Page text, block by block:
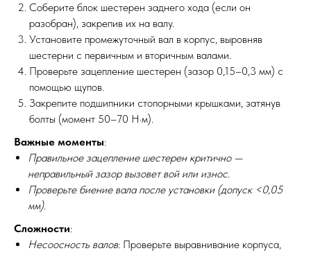
Соберите блок шестерен заднего хода (если он
разобран), закрепив их на валу.
Установите промежуточный вал в корпус, выровняв
шестерни с первичным и вторичным валами.
Проверьте зацепление шестерен (зазор 0,15–0,3 мм) с
помощью щупов.
Закрепите подшипники стопорными крышками, затянув
болты (момент 50–70 Н·м).
Важные моменты:
Правильное зацепление шестерен критично —
неправильный зазор вызовет вой или износ.
Проверьте биение вала после установки (допуск <0,05
мм).
Сложности:
Несоосность валов: Проверьте выравнивание корпуса,